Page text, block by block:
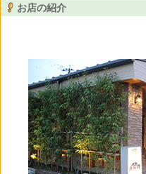
お店の紹介